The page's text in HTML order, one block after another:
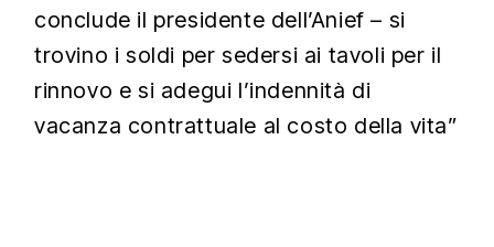
conclude il presidente dell’Anief – si
trovino i soldi per sedersi ai tavoli per il
rinnovo e si adegui l’indennità di
vacanza contrattuale al costo della vita”